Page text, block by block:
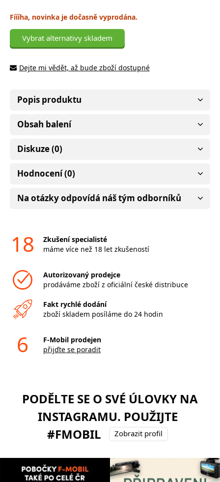
Fíííha, novinka je dočasně vyprodána.
Vybrat alternativy skladem
Dejte mi vědět, až bude zboží dostupné
Popis produktu
Obsah balení
Diskuze (0)
Hodnocení (0)
Na otázky odpovídá náš tým odborníků
18
Zkušení specialisté
máme více než 18 let zkušeností
Autorizovaný prodejce
prodáváme zboží z oficiální české distribuce
Fakt rychlé dodání
zboží skladem posíláme do 24 hodin
6
F-Mobil prodejen
přijďte se poradit
PODĚLTE SE O SVÉ ÚLOVKY NA
INSTAGRAMU. POUŽIJTE
#FMOBIL
Zobrazit profil